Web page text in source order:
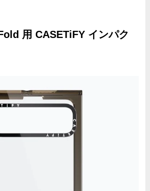
用 CASETiFY インパク